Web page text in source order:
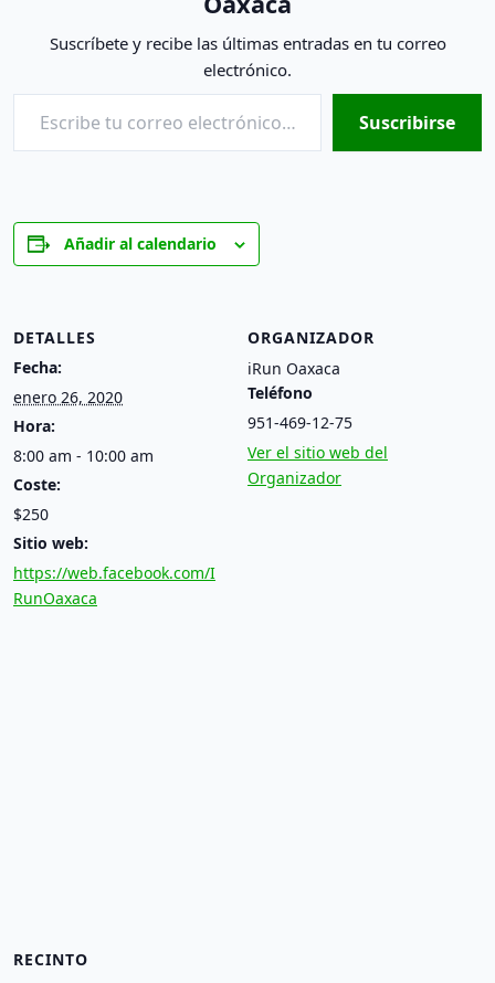
Suscríbete y recibe las últimas entradas en tu correo
electrónico.
Escribe tu correo electrónico…
Suscribirse
Añadir al calendario
DETALLES
Fecha:
enero 26, 2020
Hora:
8:00 am - 10:00 am
Coste:
$250
Sitio web:
https://web.facebook.com/I
RunOaxaca
ORGANIZADOR
iRun Oaxaca
Teléfono
951-469-12-75
Ver el sitio web del
Organizador
RECINTO